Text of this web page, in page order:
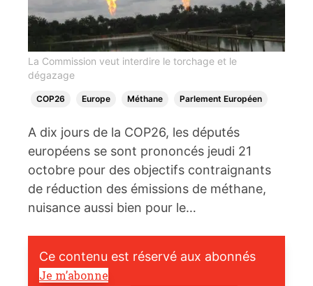
La Commission veut interdire le torchage et le
dégazage
COP26 Europe Méthane Parlement Européen
A dix jours de la COP26, les députés
européens se sont prononcés jeudi 21
octobre pour des objectifs contraignants
de réduction des émissions de méthane,
nuisance aussi bien pour le…
Ce contenu est réservé aux abonnés
Je m’abonne